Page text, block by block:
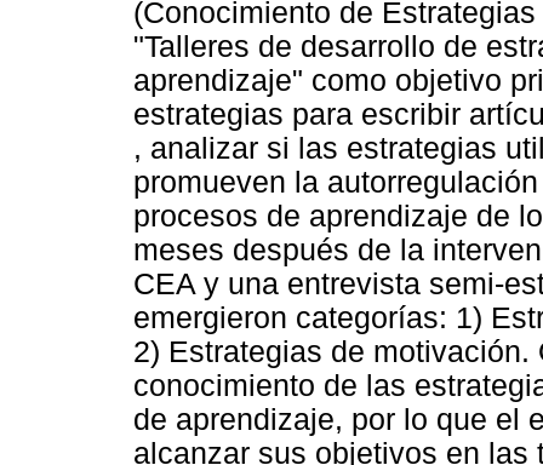
(Conocimiento de
"Talleres de desarrollo de
aprendizaje" como objetivo
estrategias para escribir
, analizar si las estrategias
promueven la
procesos de aprendizaje de
meses después de la
CEA y una entrevista semi-
emergieron categorías: 1)
2) Estrategias de
conocimiento de las
de aprendizaje, por lo que el
alcanzar sus objetivos en las